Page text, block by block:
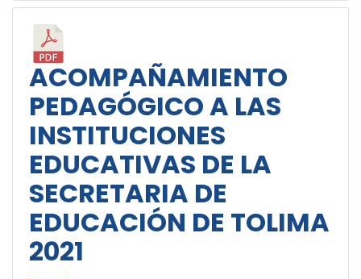
ACOMPAÑAMIENTO
PEDAGÓGICO A LAS
INSTITUCIONES
EDUCATIVAS DE LA
SECRETARIA DE
EDUCACIÓN DE TOLIMA
2021